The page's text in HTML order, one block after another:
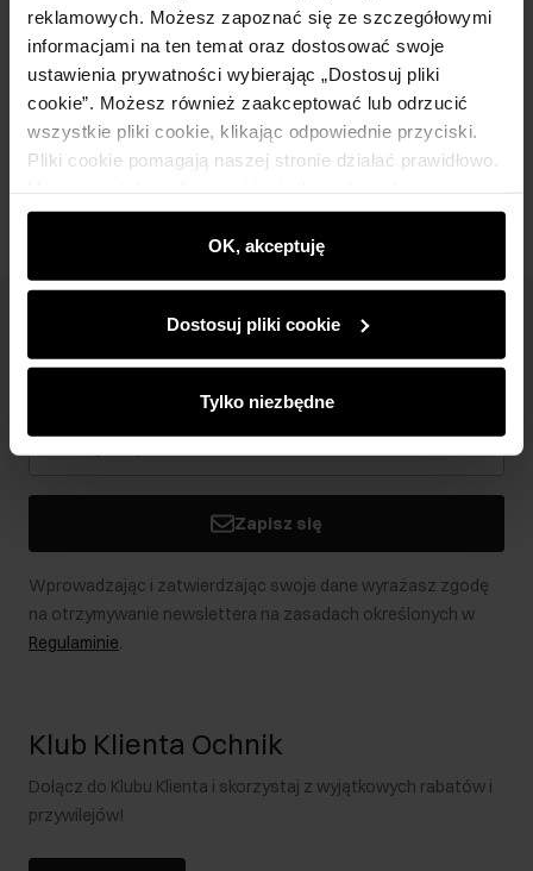
reklamowych. Możesz zapoznać się ze szczegółowymi
informacjami na ten temat oraz dostosować swoje
ustawienia prywatności wybierając „Dostosuj pliki
cookie”. Możesz również zaakceptować lub odrzucić
wszystkie pliki cookie, klikając odpowiednie przyciski.
Pliki cookie pomagają naszej stronie działać prawidłowo.
wyświetlać im dopasowane do ich preferencji treści,
rekomendacje oraz komunikaty reklamowe informujące o
najnowszych promocjach w e-sklepie. Informacje o tym,
partnerom społecznościowym, reklamowym i
analitycznym. Partnerzy mogą połączyć te informacje z
podczas korzystania z ich usług.
OK, akceptuję
Dostosuj pliki cookie
Tylko niezbędne
Opis produktu
Opinie
Newsletter
Bądź na bieżąco z nowościami i promocjami!
Zapisz się
Wprowadzając i zatwierdzając swoje dane wyrażasz zgodę
na otrzymywanie newslettera na zasadach określonych w
Regulaminie.
Klub Klienta Ochnik
Dołącz do Klubu Klienta i skorzystaj z wyjątkowych rabatów i
przywilejów!